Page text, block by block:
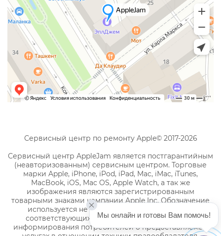
Сервисный центр по ремонту Apple© 2017-2026
Сервисный центр AppleJam является постгарантийным
(неавторизованным) сервисным центром. Торговые
марки Apple, iPhone, iPod, iPad, Mac, iMac, iTunes,
MacBook, iOS, Mac OS, Apple Watch, а так же
изображения являются зарегистрированным
товарными знаками компании Apple Inc. Обозначение
используется не с целью индивидуализации
соответствующих услуг по ремонту, а с целью
информирования потребителей о предоставляемых
Мы онлайн и готовы Вам помочь!